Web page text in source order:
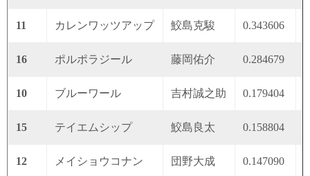
11 カレンワッツアップ 鮫島克駿 0.343606
16 ポルポラジール 藤岡佑介 0.284679
10 ブルーワール 吉村誠之助 0.179404
15 テイエムシップ 鮫島良太 0.158804
12 メイショウコナン 団野大成 0.147090